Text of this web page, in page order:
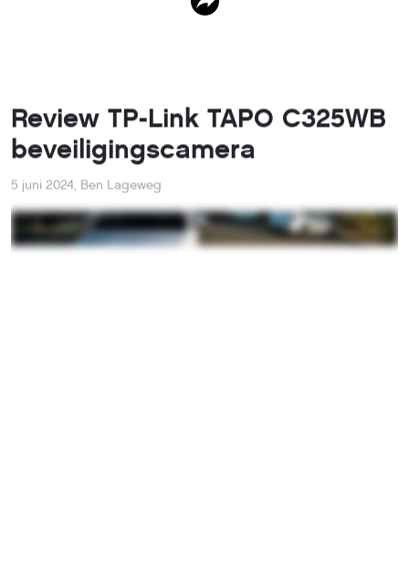
Review TP-Link TAPO C325WB
beveiligingscamera
5 juni 2024, Ben Lageweg